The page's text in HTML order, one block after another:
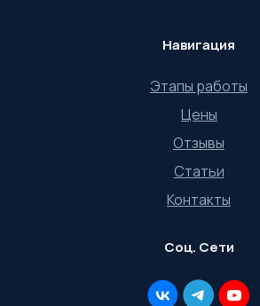
Отзывы
Контакты
Цены
Статьи
Навигация
Этапы работы
Соц. Сети